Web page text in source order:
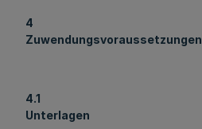
4
Zuwendungsvoraussetzungen
4.1
Unterlagen